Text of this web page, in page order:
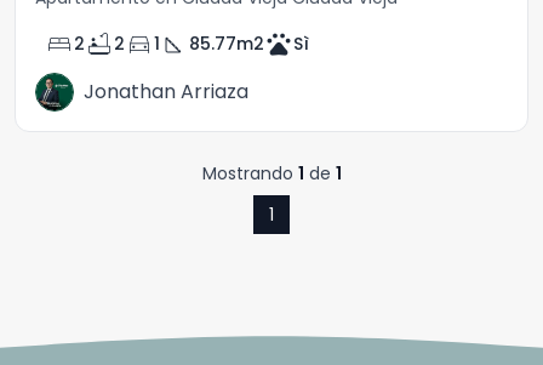
bed 2 bathtub 2 directions_car 1 square_foot 85.77m2petsSì
Jonathan Arriaza
Mostrando 1 de 1
1